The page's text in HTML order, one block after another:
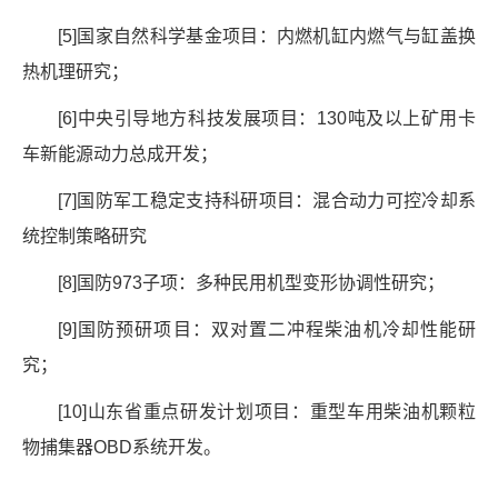
[5] 国家自然科学基金项目：内燃机缸内燃气与缸盖换
热机理研究；
[6] 中央引导地方科技发展项目： 130吨及以上矿用卡
车新能源动力总成开发；
[7] 国防军工稳定支持科研项目：混合动力可控冷却系
统控制策略研究
[8] 国防973子项：多种民用机型变形协调性研究；
[9] 国防预研项目：双对置二冲程柴油机冷却性能研
究；
[10] 山东省重点研发计划项目：重型车用柴油机颗粒
物捕集器OBD系统开发。